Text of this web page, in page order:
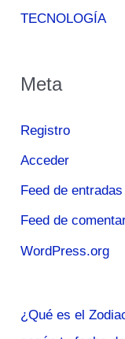
TECNOLOGÍA
Meta
Registro
Acceder
Feed de entradas
Feed de
WordPress.org
¿Qué es el